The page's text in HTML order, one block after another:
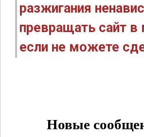
разжигания
превращать сайт в
если не можете
Новые